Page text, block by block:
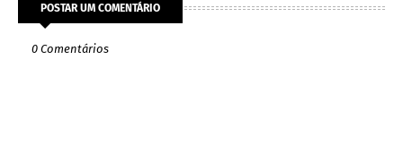
POSTAR UM COMENTÁRIO
0 Comentários